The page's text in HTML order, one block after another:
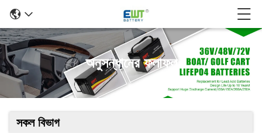
অনুসন্ধানের ফলাফল
সকল বিভাগ